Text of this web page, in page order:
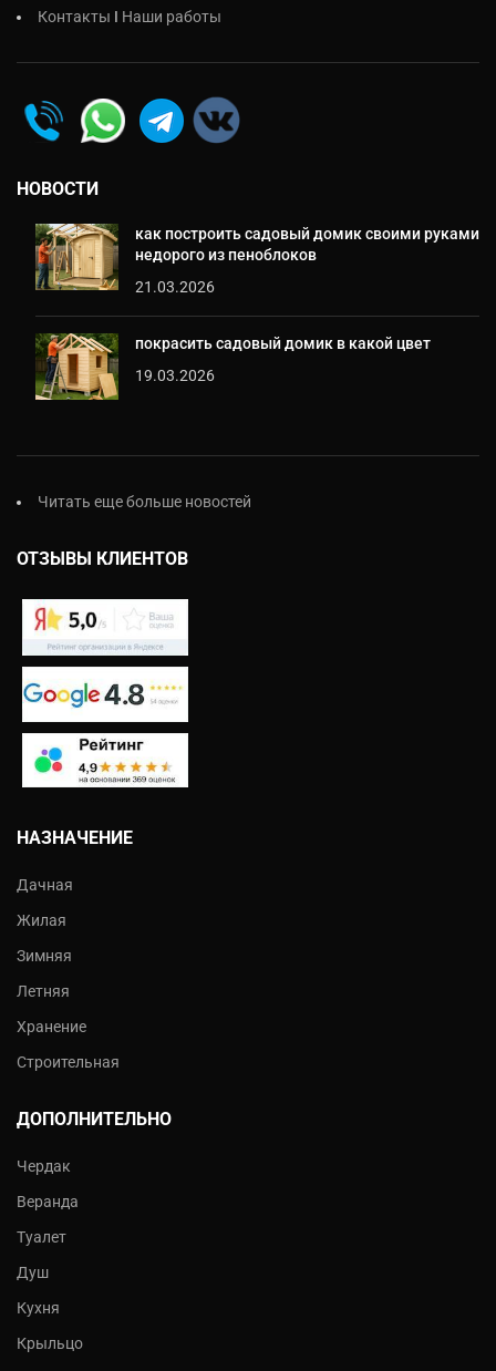
Контакты I Наши работы
НОВОСТИ
как построить садовый домик своими руками
недорого из пеноблоков
21.03.2026
покрасить садовый домик в какой цвет
19.03.2026
Читать еще больше новостей
ОТЗЫВЫ КЛИЕНТОВ
НАЗНАЧЕНИЕ
Дачная
Жилая
Зимняя
Летняя
Хранение
Строительная
ДОПОЛНИТЕЛЬНО
Чердак
Веранда
Туалет
Душ
Кухня
Крыльцо